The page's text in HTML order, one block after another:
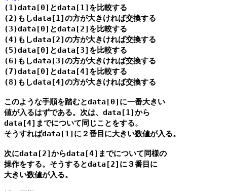
(1)data[0]とdata[1]を比較する
(2)もしdata[1]の方が大きければ交換する
(3)data[0]とdata[2]を比較する
(4)もしdata[2]の方が大きければ交換する
(5)data[0]とdata[3]を比較する
(6)もしdata[3]の方が大きければ交換する
(7)data[0]とdata[4]を比較する
(8)もしdata[4]の方が大きければ交換する
このような手順を踏むとdata[0]に一番大きい
値が入るはずである。次は、data[1]から
data[4]までについて同じことをする。
そうすればdata[1]に２番目に大きい数値が入る。
次にdata[2]からdata[4]までについて同様の
操作をする。そうするとdata[2]に３番目に
大きい数値が入る。